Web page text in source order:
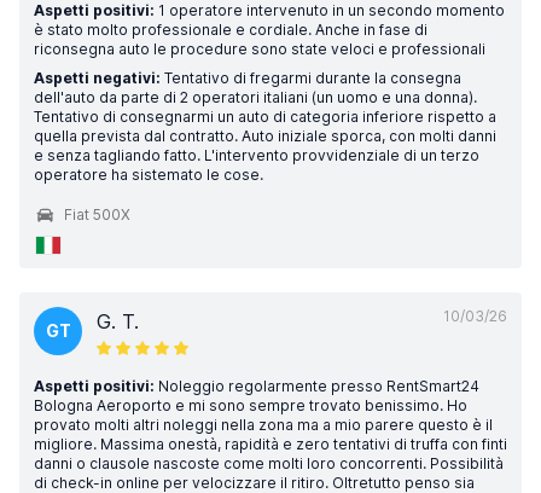
Aspetti positivi: 1 operatore intervenuto in un secondo momento
è stato molto professionale e cordiale. Anche in fase di
riconsegna auto le procedure sono state veloci e professionali
Aspetti negativi: Tentativo di fregarmi durante la consegna
dell'auto da parte di 2 operatori italiani (un uomo e una donna).
Tentativo di consegnarmi un auto di categoria inferiore rispetto a
quella prevista dal contratto. Auto iniziale sporca, con molti danni
e senza tagliando fatto. L'intervento provvidenziale di un terzo
operatore ha sistemato le cose.
Fiat 500X
10/03/26
GT G. T.
Aspetti positivi: Noleggio regolarmente presso RentSmart24
Bologna Aeroporto e mi sono sempre trovato benissimo. Ho
provato molti altri noleggi nella zona ma a mio parere questo è il
migliore. Massima onestà, rapidità e zero tentativi di truffa con finti
danni o clausole nascoste come molti loro concorrenti. Possibilità
di check-in online per velocizzare il ritiro. Oltretutto penso sia